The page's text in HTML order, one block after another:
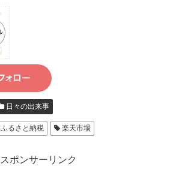
日々の出来事
ふるさと納税 楽天市場
スポンサーリンク